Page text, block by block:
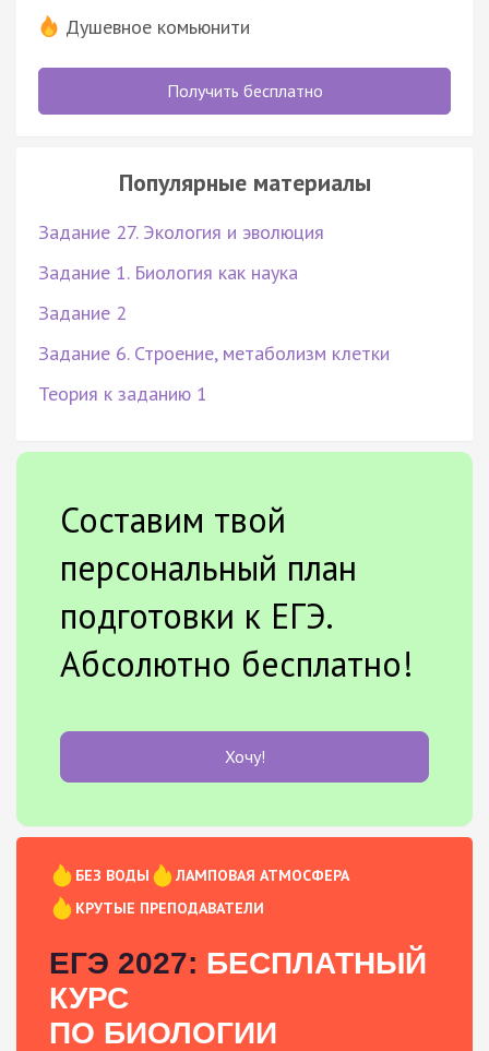
Душевное комьюнити
Получить бесплатно
Популярные материалы
Задание 27. Экология и эволюция
Задание 1. Биология как наука
Задание 2
Задание 6. Строение, метаболизм клетки
Теория к заданию 1
Составим твой
персональный план
подготовки к ЕГЭ.
Абсолютно бесплатно!
Хочу!
БЕЗ ВОДЫ
ЛАМПОВАЯ АТМОСФЕРА
КРУТЫЕ ПРЕПОДАВАТЕЛИ
ЕГЭ 2027: БЕСПЛАТНЫЙ
КУРС
ПО БИОЛОГИИ